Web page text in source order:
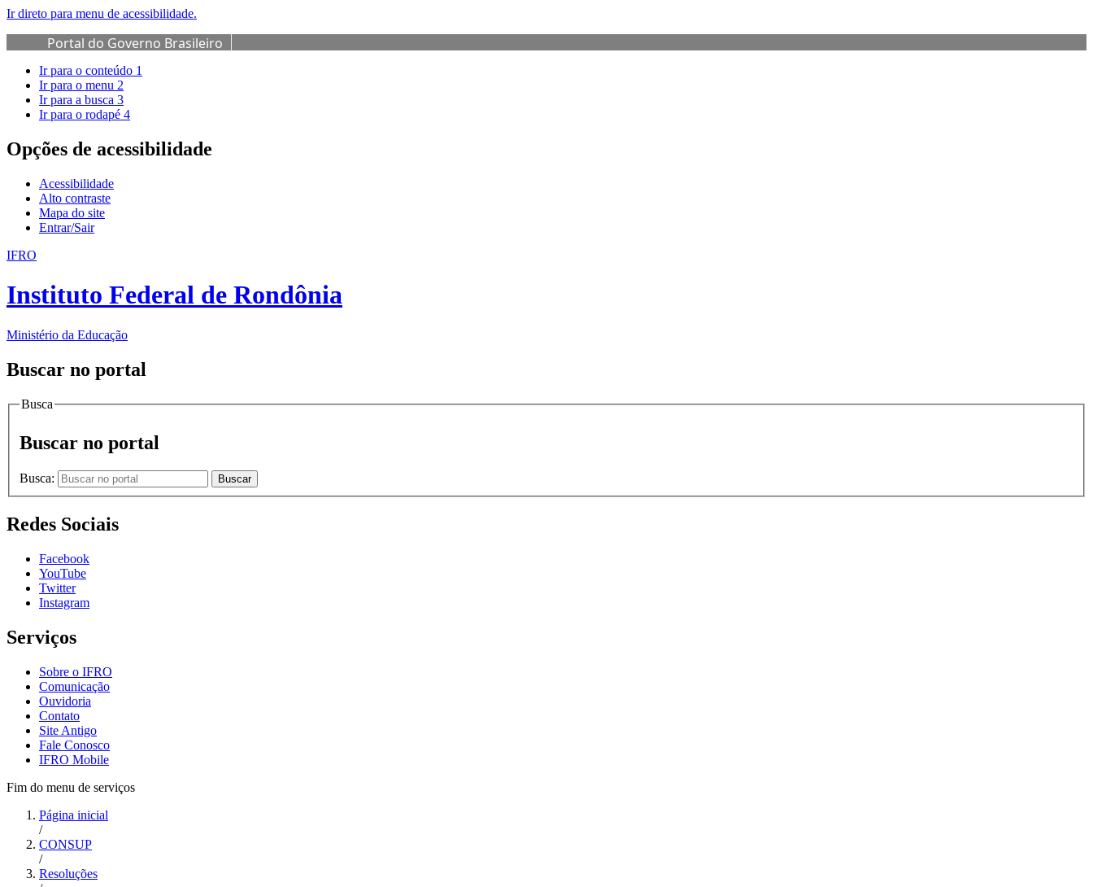
Ir direto para menu de acessibilidade.
Portal do Governo Brasileiro
Ir para o conteúdo 1
Ir para o menu 2
Ir para a busca 3
Ir para o rodapé 4
Opções de acessibilidade
Acessibilidade
Alto contraste
Mapa do site
Entrar/Sair
IFRO
Instituto Federal de Rondônia
Ministério da Educação
Buscar no portal
Busca
Buscar no portal
Busca: Buscar
Redes Sociais
Facebook
YouTube
Twitter
Instagram
Serviços
Sobre o IFRO
Comunicação
Ouvidoria
Contato
Site Antigo
Fale Conosco
IFRO Mobile
Fim do menu de serviços
Página inicial
/
CONSUP
/
Resoluções